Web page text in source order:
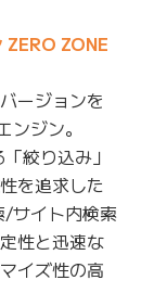
ZONE
ージョンを
ジン。
絞り込み」
を追求した
/サイト内検索
性と迅速な
イズ性の高